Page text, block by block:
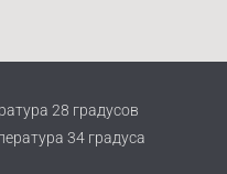
28 градусов
34 градуса